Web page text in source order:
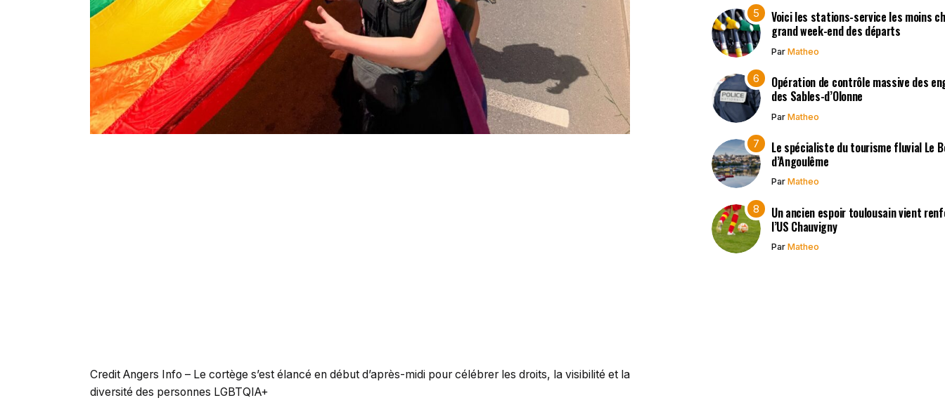
Credit Angers Info – Le cortège s’est élancé en début d’après-midi pour célébrer les droits, la visibilité et la
diversité des personnes LGBTQIA+
Voici les stations-service les moins
grand week-end des départs
Par Matheo
Opération de contrôle massive des
des Sables-d’Olonne
Par Matheo
Le spécialiste du tourisme fluvial Le
d’Angoulême
Par Matheo
Un ancien espoir toulousain vient
l’US Chauvigny
Par Matheo